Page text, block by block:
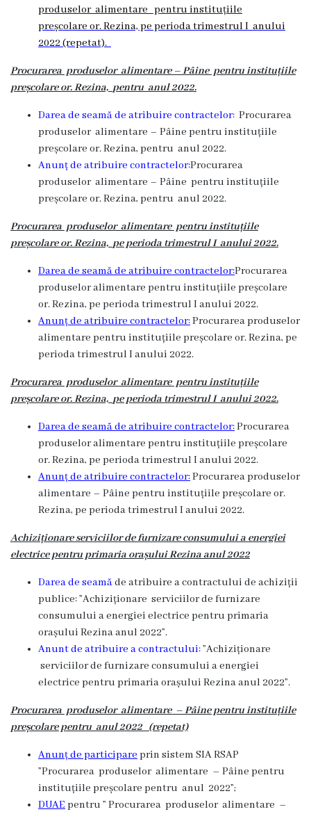
Aparatul
primăriei
Competențele
primarului
Dispozițiile
primarului
Plăți
salariale
Întreprinderi
subordonate
Grădinița
nr.1
,,Leagănul
copilăriei”
Grădinița
nr.2
,,Andrieș”
Grădinița
nr.5
,,Bucuria”
Grădinița
nr.6
,,Cocoșelul
de
Aur”
Î.M
,,Servicii
produselor alimentare pentru instituțiile
preșcolare or. Rezina, pe perioda trimestrul I anului
2022 (repetat).
Procurarea produselor alimentare – Pâine pentru instituțiile
preșcolareor. Rezina, pentru anul 2022.
Darea de seamă de atribuire contractelor: Procurarea
produselor alimentare – Pâine pentru instituțiile
preșcolare or. Rezina, pentru anul 2022.
Anunț de atribuire contractelor:Procurarea
produselor alimentare – Pâine pentru instituțiile
preșcolare or. Rezina, pentru anul 2022.
Procurarea produselor alimentare pentru instituțiile
preșcolareor. Rezina, pe perioda trimestrul I anului 2022.
Darea de seamă de atribuire contractelor:Procurarea
produselor alimentare pentru instituțiile preșcolare
or. Rezina, pe perioda trimestrul I anului 2022.
Anunț de atribuire contractelor:Procurarea produselor
alimentare pentru instituțiile preșcolare or. Rezina, pe
perioda trimestrul I anului 2022.
Procurarea produselor alimentare pentru instituțiile
preșcolareor. Rezina, pe perioda trimestrul I anului 2022.
Darea de seamă de atribuire contractelor:Procurarea
produselor alimentare pentru instituțiile preșcolare
or. Rezina, pe perioda trimestrul I anului 2022.
Anunț de atribuire contractelor:Procurarea produselor
alimentare – Pâine pentru instituțiile preșcolare or.
Rezina, pe perioda trimestrul I anului 2022.
Achiziționare serviciilor de furnizare consumului a energiei
electrice pentru primaria orașului Rezina anul 2022
Darea de seamăde atribuire a contractului de achiziții
publice: ”Achiziționare serviciilor de furnizare
consumului a energiei electrice pentru primaria
orașului Rezina anul 2022”.
Anunt de atribuire a contractului:”Achiziționare
serviciilor de furnizare consumului a energiei
electrice pentru primaria orașului Rezina anul 2022”.
Procurarea produselor alimentare –Pâinepentru instituțiile
preșcolare pentru anul 2022 (repetat)
Anunț de participare prin sistem SIA RSAP
”Procurarea produselor alimentare – Pâine pentru
instituțiile preșcolare pentru anul 2022”;
DUAE pentru ” Procurarea produselor alimentare –